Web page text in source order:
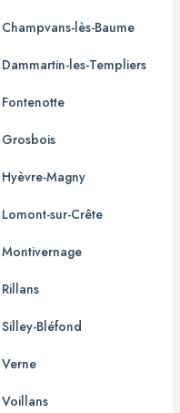
Champvans-lès-Baume
Dammartin-les-Templiers
Fontenotte
Grosbois
Hyèvre-Magny
Lomont-sur-Crête
Montivernage
Rillans
Silley-Bléfond
Verne
Voillans